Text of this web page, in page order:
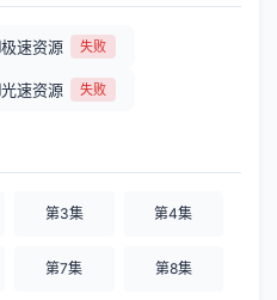
极速资源 失败
光速资源 失败
第3集 第4集
第7集 第8集